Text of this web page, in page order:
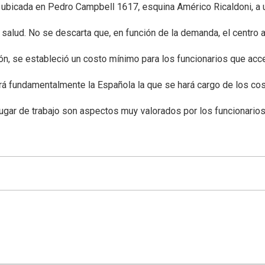
en Pedro Campbell 1617, esquina Américo Ricaldoni,
No se descarta que, en función de la demanda, el centro
estableció un costo mínimo para los funcionarios que
la Española la que se hará cargo de los
de trabajo son aspectos muy valorados por los